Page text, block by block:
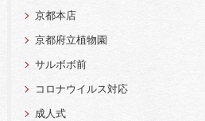
京都本店
京都府立植物園
サルボボ前
コロナウイルス対応
成人式